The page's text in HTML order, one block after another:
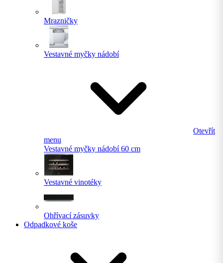
Mrazničky
Vestavné myčky nádobí
Otevřít
menu
Vestavné myčky nádobí 60 cm
Vestavné vinotéky
Ohřívací zásuvky
Odpadkové koše